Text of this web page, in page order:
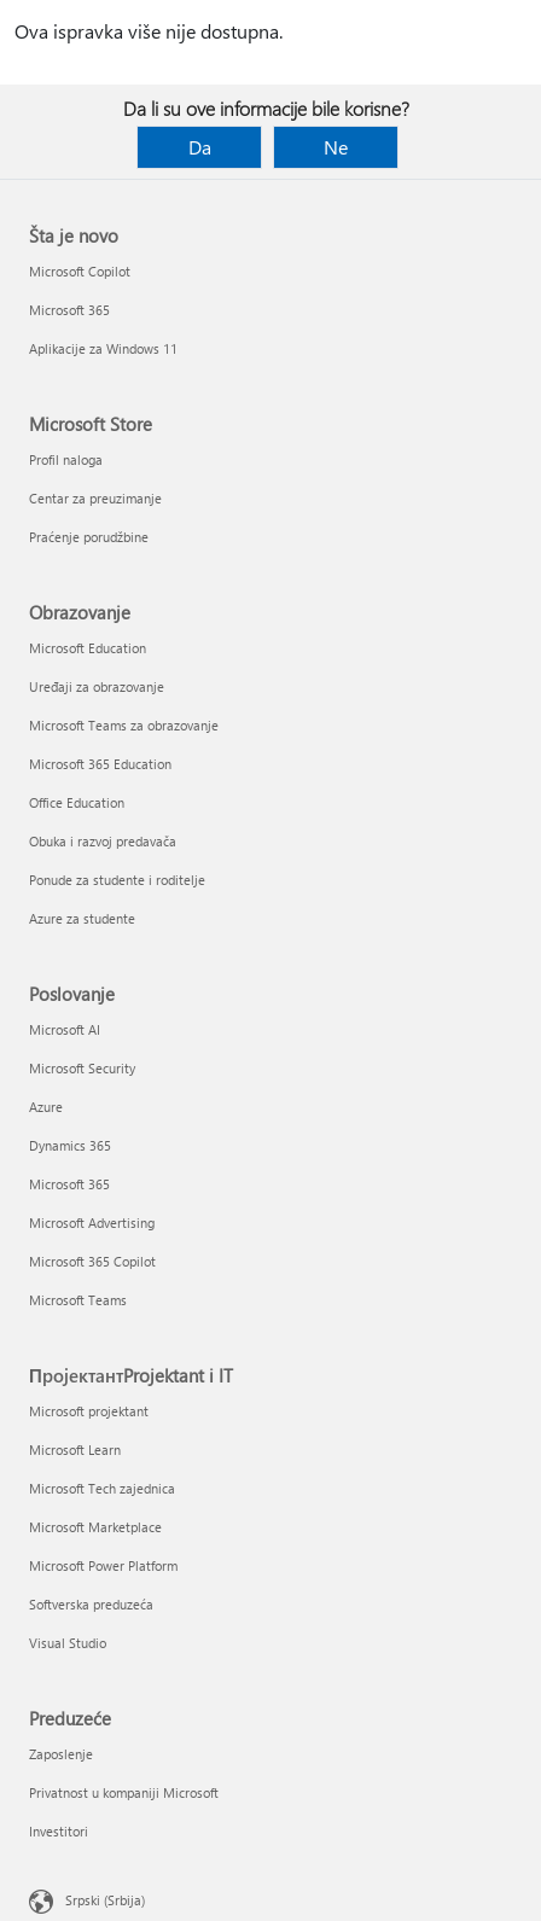
Ova ispravka više nije dostupna.
Da li su ove informacije bile korisne?
Da
Ne
Šta je novo
Microsoft Copilot
Microsoft 365
Aplikacije za Windows 11
Microsoft Store
Profil naloga
Centar za preuzimanje
Praćenje porudžbine
Obrazovanje
Microsoft Education
Uređaji za obrazovanje
Microsoft Teams za obrazovanje
Microsoft 365 Education
Office Education
Obuka i razvoj predavača
Ponude za studente i roditelje
Azure za studente
Poslovanje
Microsoft AI
Microsoft Security
Azure
Dynamics 365
Microsoft 365
Microsoft Advertising
Microsoft 365 Copilot
Microsoft Teams
ПројектантProjektant i IT
Microsoft projektant
Microsoft Learn
Microsoft Tech zajednica
Microsoft Marketplace
Microsoft Power Platform
Softverska preduzeća
Visual Studio
Preduzeće
Zaposlenje
Privatnost u kompaniji Microsoft
Investitori
Srpski (Srbija)